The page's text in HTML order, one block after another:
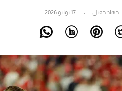
جهاد جميل 17 يونيو 2026